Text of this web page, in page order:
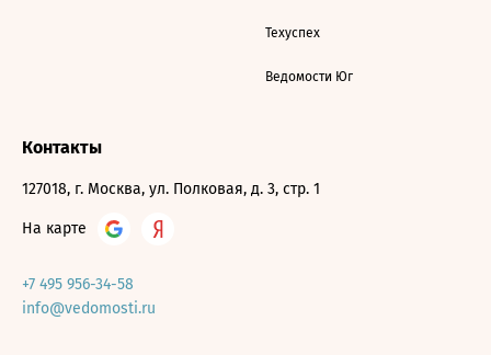
Техуспех
Ведомости Юг
Контакты
127018, г. Москва, ул. Полковая, д. 3, стр. 1
На карте
+7 495 956-34-58
info@vedomosti.ru